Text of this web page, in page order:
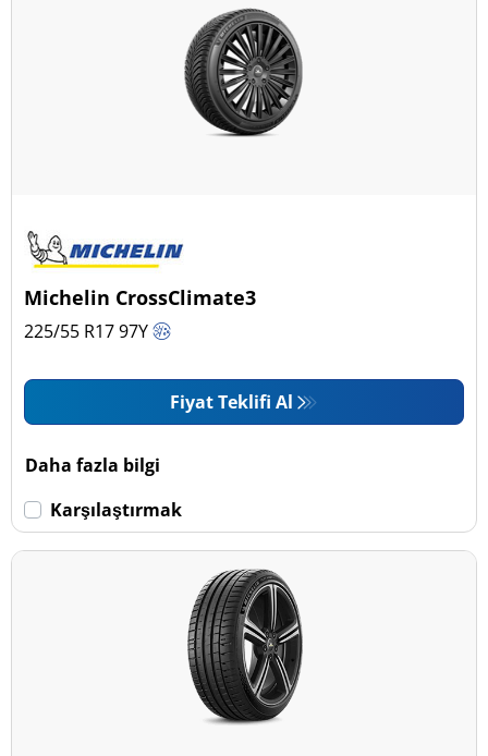
Michelin CrossClimate3
225/55 R1797Y
Fiyat Teklifi Al
Daha fazla bilgi
Karşılaştırmak